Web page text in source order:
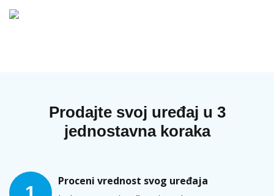
Prodajte svoj uređaj u 3
jednostavna koraka
Proceni vrednost svog uređaja